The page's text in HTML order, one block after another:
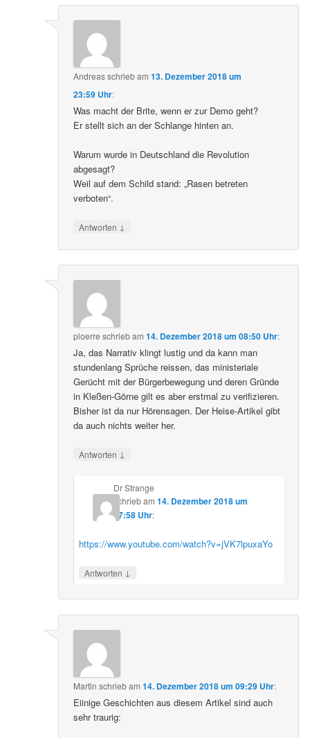
Andreasschriebam13. Dezember 2018 um
23:59 Uhr:
Was macht der Brite, wenn er zur Demo geht?
Er stellt sich an der Schlange hinten an.
Warum wurde in Deutschland die Revolution
abgesagt?
Weil auf dem Schild stand: „Rasen betreten
verboten“.
Antworten ↓
ploerre schriebam14. Dezember 2018 um 08:50 Uhr:
Ja, das Narrativ klingt lustig und da kann man
stundenlang Sprüche reissen, das ministeriale
Gerücht mit der Bürgerbewegung und deren Gründe
in Kleßen-Görne gilt es aber erstmal zu verifizieren.
Bisher ist da nur Hörensagen. Der Heise-Artikel gibt
da auch nichts weiter her.
Antworten ↓
Dr Strange
schriebam 14. Dezember 2018 um
17:58 Uhr:
https://www.youtube.com/watch?v=jVK7lpuxaYo
Antworten ↓
Martin schriebam14. Dezember 2018 um 09:29 Uhr:
Eiinige Geschichten aus diesem Artikel sind auch
sehr traurig: